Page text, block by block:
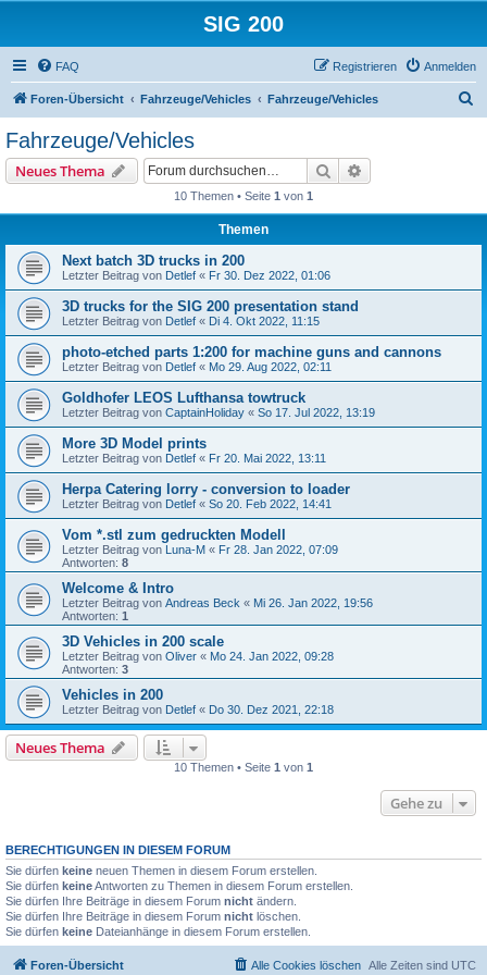
SIG 200
FAQ Anmelden
Registrieren
Foren-Übersicht Fahrzeuge/Vehicles Fahrzeuge/Vehicles
Fahrzeuge/Vehicles
Neues Thema Suche
10 Themen • Seite 1 von 1
Themen
Next batch 3D trucks in 200
Letzter Beitrag von Detlef « Fr 30. Dez 2022, 01:06
3D trucks for the SIG 200 presentation stand
Letzter Beitrag von Detlef « Di 4. Okt 2022, 11:15
photo-etched parts 1:200 for machine guns and cannons
Letzter Beitrag von Detlef « Mo 29. Aug 2022, 02:11
Goldhofer LEOS Lufthansa towtruck
Letzter Beitrag von CaptainHoliday « So 17. Jul 2022, 13:19
More 3D Model prints
Letzter Beitrag von Detlef « Fr 20. Mai 2022, 13:11
Herpa Catering lorry - conversion to loader
Letzter Beitrag von Detlef « So 20. Feb 2022, 14:41
Vom *.stl zum gedruckten Modell
Letzter Beitrag von Luna-M « Fr 28. Jan 2022, 07:09
Antworten: 8
Welcome & Intro
Letzter Beitrag von Andreas Beck « Mi 26. Jan 2022, 19:56
Antworten: 1
3D Vehicles in 200 scale
Letzter Beitrag von Oliver « Mo 24. Jan 2022, 09:28
Antworten: 3
Vehicles in 200
Letzter Beitrag von Detlef « Do 30. Dez 2021, 22:18
Neues Thema
10 Themen • Seite 1 von 1
Gehe zu
BERECHTIGUNGEN IN DIESEM FORUM
Sie dürfen keine neuen Themen in diesem Forum erstellen.
Sie dürfen keineAntworten zu Themen in diesem Forum erstellen.
Sie dürfen Ihre Beiträge in diesem Forum nicht ändern.
Sie dürfen Ihre Beiträge in diesem Forum nicht löschen.
Sie dürfen keine Dateianhänge in diesem Forum erstellen.
Foren-Übersicht Alle Zeiten sind UTC
Alle Cookies löschen